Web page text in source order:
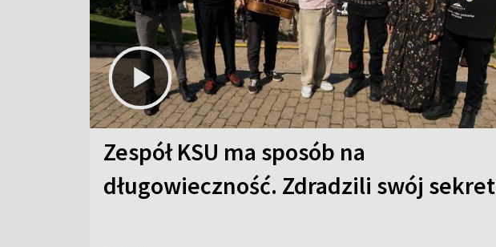
Zespół KSU ma sposób na
długowieczność. Zdradzili swój sekret